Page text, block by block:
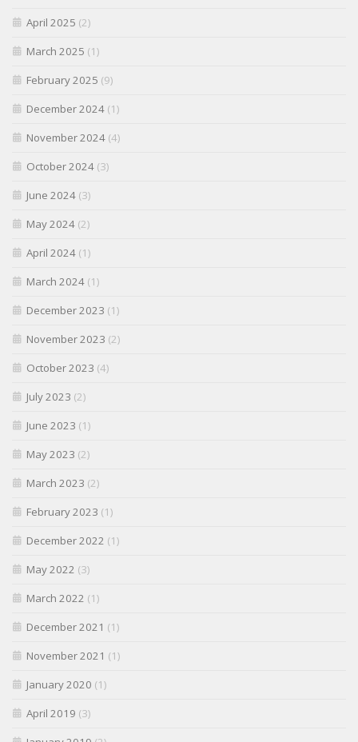
April 2025 (2)
March 2025 (1)
February 2025 (9)
December 2024 (1)
November 2024 (4)
October 2024 (3)
June 2024 (3)
May 2024 (2)
April 2024 (1)
March 2024 (1)
December 2023 (1)
November 2023 (2)
October 2023 (4)
July 2023 (2)
June 2023 (1)
May 2023 (2)
March 2023 (2)
February 2023 (1)
December 2022 (1)
May 2022 (3)
March 2022 (1)
December 2021 (1)
November 2021 (1)
January 2020 (1)
April 2019 (3)